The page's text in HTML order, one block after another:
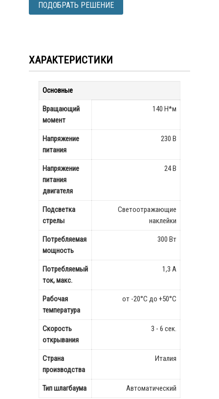
ПОДОБРАТЬ РЕШЕНИЕ
ХАРАКТЕРИСТИКИ
Основные
Вращающий
момент
140 Н*м
Напряжение
питания
230 В
Напряжение
питания
двигателя
24 В
Подсветка
стрелы
Светоотражающие
наклейки
Потребляемая
мощность
300 Вт
Потребляемый
ток, макс.
1,3 А
Рабочая
температура
от -20°C до +50°C
Скорость
открывания
3 - 6 сек.
Страна
производства
Италия
Тип шлагбаума Автоматический